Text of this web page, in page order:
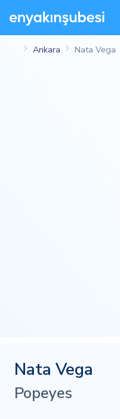
Ankara Nata Vega
Nata Vega
Popeyes